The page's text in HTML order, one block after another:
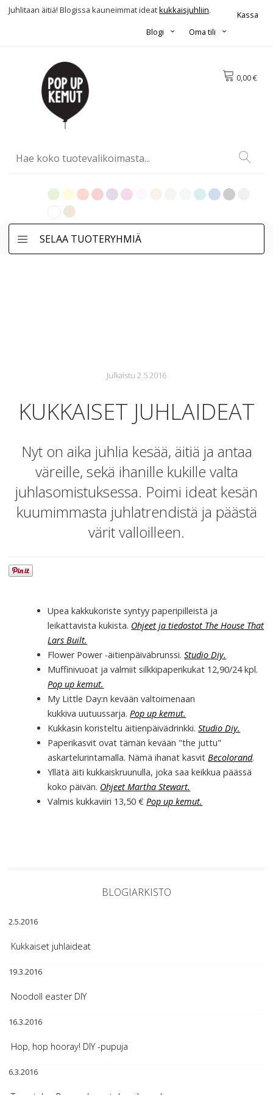
Juhlitaan äitiä! Blogissa kauneimmat ideatkukkaisjuhliin.
Kassa
Oma tili
Blogi
0,00 €
SELAA TUOTERYHMIÄ
Julkaistu 2.5.2016
KUKKAISET JUHLAIDEAT
Nyt on aika juhlia kesää, äitiä ja antaa
väreille, sekä ihanille kukille valta
juhlasomistuksessa. Poimi ideat kesän
kuumimmasta juhlatrendistä ja päästä
värit valloilleen.
Upea kakkukoriste syntyy paperipilleistä ja
leikattavista kukista. Ohjeet ja tiedostot The House That
Lars Built.
Flower Power -äitienpäiväbrunssi.Studio Diy.
Muffinivuoat ja valmiit silkkipaperikukat 12,90/24 kpl.
Pop up kemut.
My Little Day:n kevään valtoimenaan
kukkiva uutuussarja.Pop up kemut.
Kukkasin koristeltu äitienpäivädrinkki.Studio Diy.
Paperikasvit ovat tämän kevään "the juttu"
askartelurintamalla. Nämä ihanat kasvitBecolorand.
Yllätä äiti kukkaiskruunulla, joka saa keikkua päässä
koko päivän. Ohjeet Martha Stewart.
Valmis kukkaviiri 13,50 €Pop up kemut.
BLOGIARKISTO
2.5.2016
Kukkaiset juhlaideat
19.3.2016
Noodoll easter DIY
16.3.2016
Hop, hop hooray! DIY -pupuja
6.3.2016